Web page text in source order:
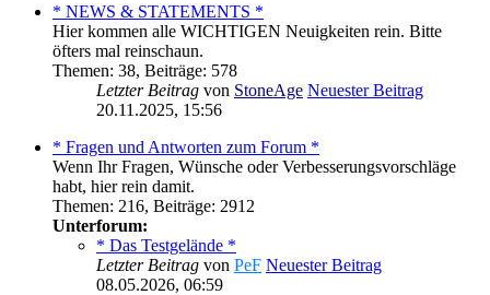
* NEWS & STATEMENTS *
Hier kommen alle WICHTIGEN Neuigkeiten rein. Bitte
öfters mal reinschaun.
Themen: 38, Beiträge: 578
Letzter Beitrag von StoneAge Neuester Beitrag
20.11.2025, 15:56
* Fragen und Antworten zum Forum *
Wenn Ihr Fragen, Wünsche oder Verbesserungsvorschläge
habt, hier rein damit.
Themen: 216, Beiträge: 2912
Unterforum:
* Das Testgelände *
Letzter Beitrag von PeF Neuester Beitrag
08.05.2026, 06:59